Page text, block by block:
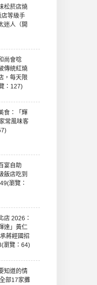
松菸店燒
等級手
迷人（開
尚會唸
傳統紅燒
，每天限
：127)
食：「輝
常風味客
宴自助
飯店吃到
瀏覽：
店 2026：
達」黃仁
蔣經國招
瀏覽：64)
知道的情
部17家攤